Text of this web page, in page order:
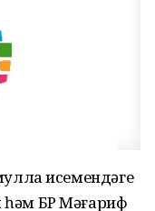
исемендәге
һәм БР Мәғариф